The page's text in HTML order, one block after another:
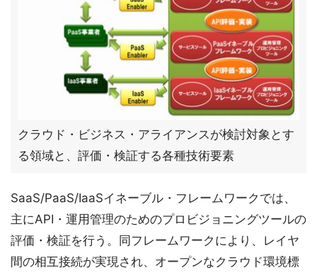
クラウド・ビジネス・アライアンスが検討対象とす
る領域と、評価・検証する各種技術要素
SaaS/PaaS/IaaSイネーブル・フレームワークでは、
主にAPI・運用管理のためのプロビジョニングツールの
評価・検証を行う。同フレームワークにより、レイヤ
間の相互接続が実現され、オープンなクラウド環境標